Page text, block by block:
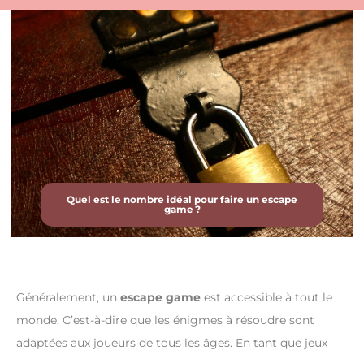
Quel est le nombre idéal pour faire un escape
game ?
Généralement, un escape game est accessible à tout le
monde. C’est-à-dire que les énigmes à résoudre sont
adaptées aux joueurs de tous les âges. En tant que jeux